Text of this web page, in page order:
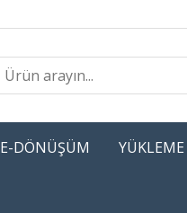
E-DÖNÜŞÜM YÜKLEME